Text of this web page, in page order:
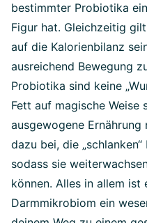
bestimmter Probiotika
Figur hat. Gleichzeitig
auf die Kalorienbilanz
ausreichend Bewegung
Probiotika sind keine
Fett auf magische Weise
ausgewogene
dazu bei, die
sodass sie
können. Alles in allem ist
Darmmikrobiom ein